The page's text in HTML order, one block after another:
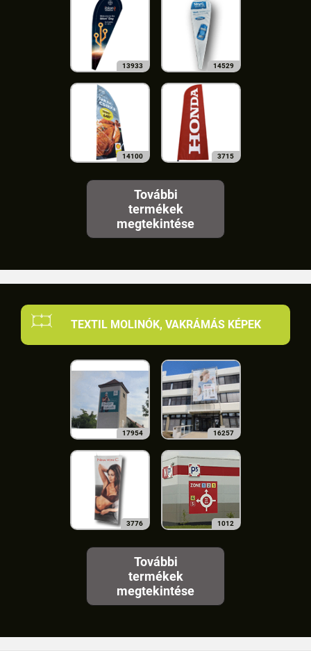
13933 14529
14100 3715
További
termékek
megtekintése
TEXTIL MOLINÓK, VAKRÁMÁS KÉPEK
17954 16257
3776 1012
További
termékek
megtekintése